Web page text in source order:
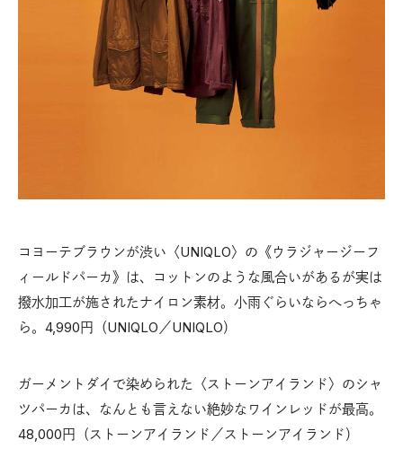
コヨーテブラウンが渋い〈UNIQLO〉の《ウラジャージーフ
ィールドパーカ》は、コットンのような風合いがあるが実は
撥水加工が施されたナイロン素材。小雨ぐらいならへっちゃ
ら。4,990円（UNIQLO／UNIQLO）
ガーメントダイで染められた〈ストーンアイランド〉のシャ
ツパーカは、なんとも言えない絶妙なワインレッドが最高。
48,000円（ストーンアイランド／ストーンアイランド）